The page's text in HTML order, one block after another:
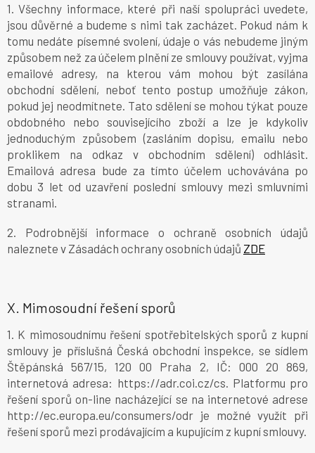
1. Všechny informace, které při naší spolupráci uvedete,
jsou důvěrné a budeme s nimi tak zacházet. Pokud nám k
tomu nedáte písemné svolení, údaje o vás nebudeme jiným
způsobem než za účelem plnění ze smlouvy používat, vyjma
emailové adresy, na kterou vám mohou být zasílána
obchodní sdělení, neboť tento postup umožňuje zákon,
pokud jej neodmítnete. Tato sdělení se mohou týkat pouze
obdobného nebo souvisejícího zboží a lze je kdykoliv
jednoduchým způsobem (zasláním dopisu, emailu nebo
proklikem na odkaz v obchodním sdělení) odhlásit.
Emailová adresa bude za tímto účelem uchovávána po
dobu 3 let od uzavření poslední smlouvy mezi smluvními
stranami.
2. Podrobnější informace o ochraně osobních údajů
naleznete v Zásadách ochrany osobních údajů ZDE
X. Mimosoudní řešení sporů
1. K mimosoudnímu řešení spotřebitelských sporů z kupní
smlouvy je příslušná Česká obchodní inspekce, se sídlem
Štěpánská 567/15, 120 00 Praha 2, IČ: 000 20 869,
internetová adresa: https://adr.coi.cz/cs. Platformu pro
řešení sporů on-line nacházející se na internetové adrese
http://ec.europa.eu/consumers/odr je možné využít při
řešení sporů mezi prodávajícím a kupujícím z kupní smlouvy.